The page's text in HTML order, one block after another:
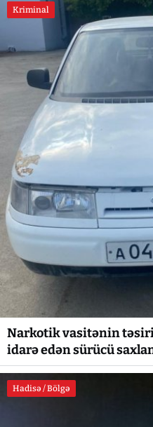
Kriminal
Narkotik vasitənin
idarə edən sürücü
Hadisə / Bölgə